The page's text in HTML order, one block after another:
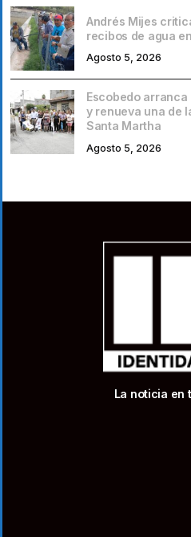
Andrés Mijes
recibos de agua
Agosto 5, 2026
Escobedo
y renueva una de
Santa Martha
Agosto 5, 2026
La noticia en